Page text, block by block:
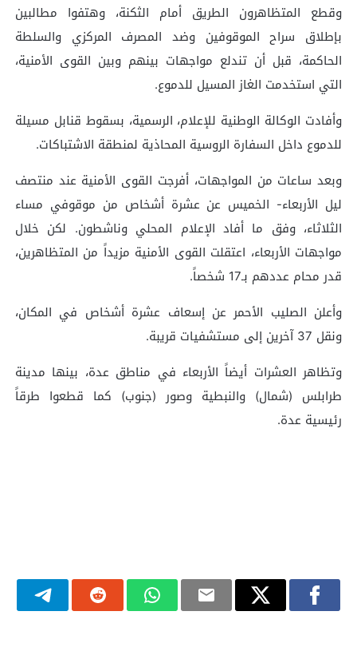
وقطع المتظاهرون الطريق أمام الثكنة، وهتفوا مطالبين
بإطلاق سراح الموقوفين وضد المصرف المركزي والسلطة
الحاكمة، قبل أن تندلع مواجهات بينهم وبين القوى الأمنية،
التي استخدمت الغاز المسيل للدموع.
وأفادت الوكالة الوطنية للإعلام، الرسمية، بسقوط قنابل مسيلة
للدموع داخل السفارة الروسية المحاذية لمنطقة الاشتباكات.
وبعد ساعات من المواجهات، أفرجت القوى الأمنية عند منتصف
ليل الأربعاء- الخميس عن عشرة أشخاص من موقوفي مساء
الثلاثاء، وفق ما أفاد الإعلام المحلي وناشطون. لكن خلال
مواجهات الأربعاء، اعتقلت القوى الأمنية مزيداً من المتظاهرين،
قدر محام عددهم بـ17 شخصاً.
وأعلن الصليب الأحمر عن إسعاف عشرة أشخاص في المكان،
ونقل 37 آخرين إلى مستشفيات قريبة.
وتظاهر العشرات أيضاً الأربعاء في مناطق عدة، بينها مدينة
طرابلس (شمال) والنبطية وصور (جنوب) كما قطعوا طرقاً
رئيسية عدة.